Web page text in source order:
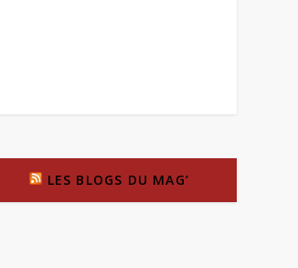
LES BLOGS DU MAG’